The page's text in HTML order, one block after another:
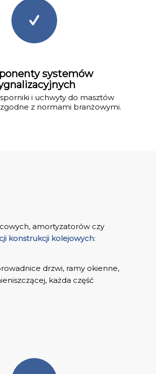
systemów
i uchwyty do masztów
zgodne z normami branżowymi.
amortyzatorów czy
konstrukcji kolejowych:
drzwi, ramy okienne,
każda część